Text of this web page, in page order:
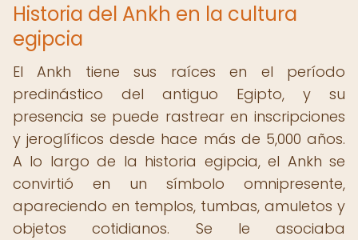
Historia del Ankh en la cultura
egipcia
El Ankh tiene sus raíces en el período
predinástico del antiguo Egipto, y su
presencia se puede rastrear en inscripciones
y jeroglíficos desde hace más de 5,000 años.
A lo largo de la historia egipcia, el Ankh se
convirtió en un símbolo omnipresente,
apareciendo en templos, tumbas, amuletos y
objetos cotidianos. Se le asociaba